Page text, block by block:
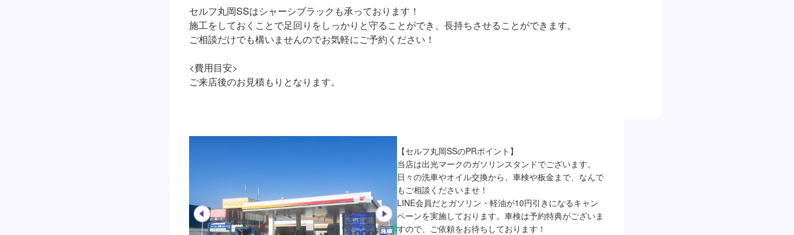
セルフ丸岡SSはシャーシブラックも承っております！
施工をしておくことで足回りをしっかりと守ることができ、長持ちさせることができます。
ご相談だけでも構いませんのでお気軽にご予約ください！
<費用目安>
ご来店後のお見積もりとなります。
【セルフ丸岡SSのPRポイント】
当店は出光マークのガソリンスタンドでございます。
日々の洗車やオイル交換から、車検や板金まで、なんで
もご相談くださいませ！
LINE会員だとガソリン・軽油が10円引きになるキャン
ペーンを実施しております。車検は予約特典がございま
すので、ご依頼をお待ちしております！